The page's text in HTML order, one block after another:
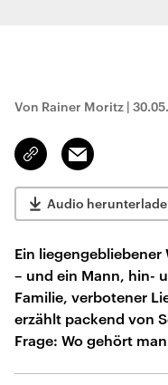
Von Rainer Moritz |
Link
kopieren/teilen
Email
Audio
Ein liegengebliebener
– und ein Mann, hin-
Familie, verbotener
erzählt packend von
Frage: Wo gehört